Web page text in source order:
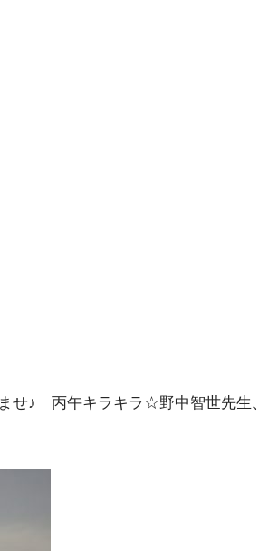
せ♪ 丙午キラキラ☆野中智世先生